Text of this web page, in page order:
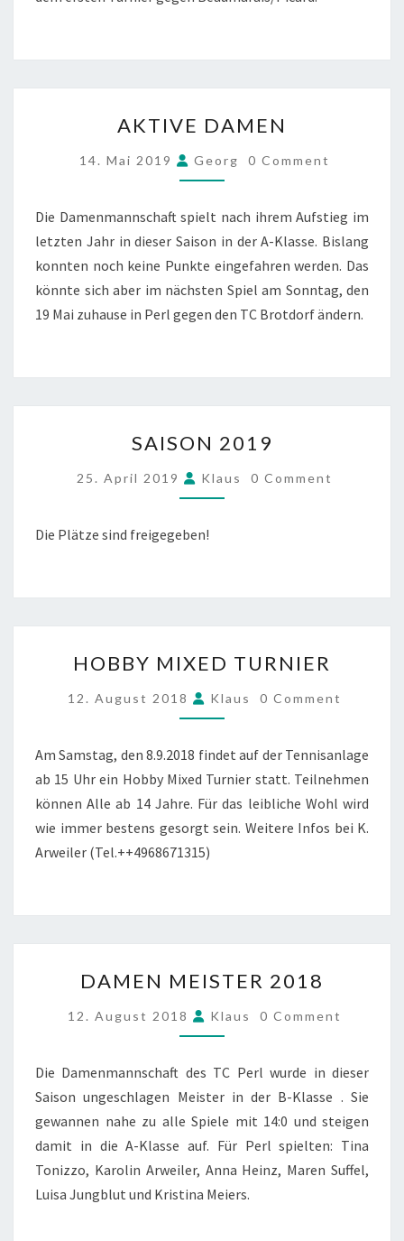
DAMEN
AKTIVE DAMEN
14. Mai 2019 Georg COMMENTS
0 Comment
Die Damenmannschaft spielt nach ihrem Aufstieg im
letzten Jahr in dieser Saison in der A-Klasse. Bislang
konnten noch keine Punkte eingefahren werden. Das
könnte sich aber im nächsten Spiel am Sonntag, den
19 Mai zuhause in Perl gegen den TC Brotdorf ändern.
2019
SAISON 2019
25. April 2019 Klaus COMMENTS
0 Comment
Die Plätze sind freigegeben!
MIXED
TURNIER
HOBBY MIXED TURNIER
12. August 2018 Klaus COMMENTS
0 Comment
Am Samstag, den 8.9.2018 findet auf der Tennisanlage
ab 15 Uhr ein Hobby Mixed Turnier statt. Teilnehmen
können Alle ab 14 Jahre. Für das leibliche Wohl wird
wie immer bestens gesorgt sein. Weitere Infos bei K.
Arweiler (Tel.++4968671315)
MEISTER
2018
DAMEN MEISTER 2018
12. August 2018 Klaus COMMENTS
0 Comment
Die Damenmannschaft des TC Perl wurde in dieser
Saison ungeschlagen Meister in der B-Klasse . Sie
gewannen nahe zu alle Spiele mit 14:0 und steigen
damit in die A-Klasse auf. Für Perl spielten: Tina
Tonizzo, Karolin Arweiler, Anna Heinz, Maren Suffel,
Luisa Jungblut und Kristina Meiers.